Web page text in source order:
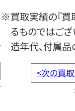
※買取実績の『買
るものではござ
造年代、付属品
<次の買